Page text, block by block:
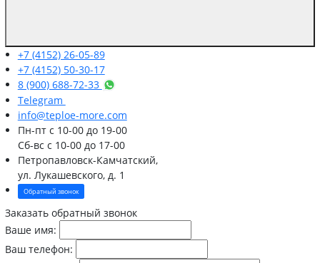
+7 (4152) 26-05-89
+7 (4152) 50-30-17
8 (900) 688-72-33
Telegram
info@teploe-more.com
Пн-птс 10-00 до 19-00
Сб-вс с 10-00 до 17-00
Петропавловск-Камчатский,
ул. Лукашевского, д. 1
Обратный звонок
Заказать обратный звонок
Ваше имя:
Ваш телефон: